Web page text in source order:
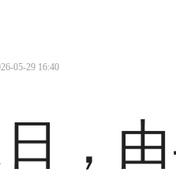
05-29 16:40
，